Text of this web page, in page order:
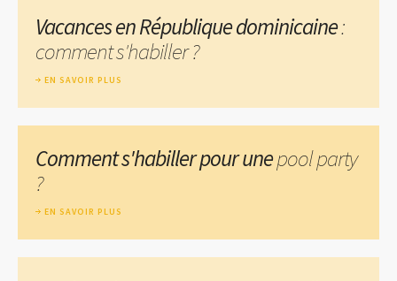
Vacances en République dominicaine:
comment s'habiller ?
EN SAVOIR PLUS
Comment s'habiller pour unepool party
?
EN SAVOIR PLUS